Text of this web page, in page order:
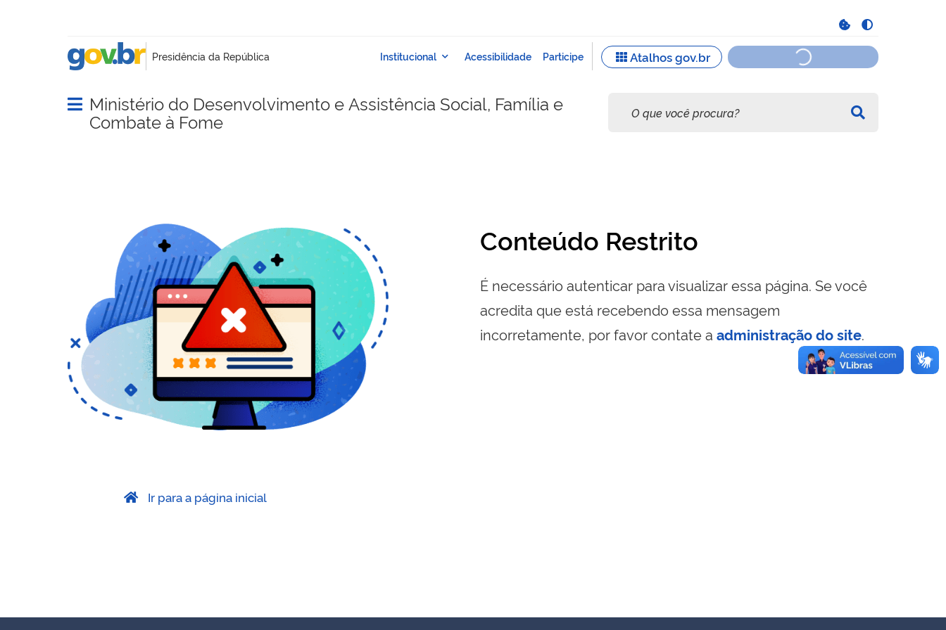
Abrir menu principal de navegação
Ministério do Desenvolvimento e Assistência Social, Família e
Combate à Fome
Conteúdo Restrito
É necessário autenticar para visualizar essa página. Se você
acredita que está recebendo essa mensagem
incorretamente, por favor contate a administração do site.
Ir para a página inicial